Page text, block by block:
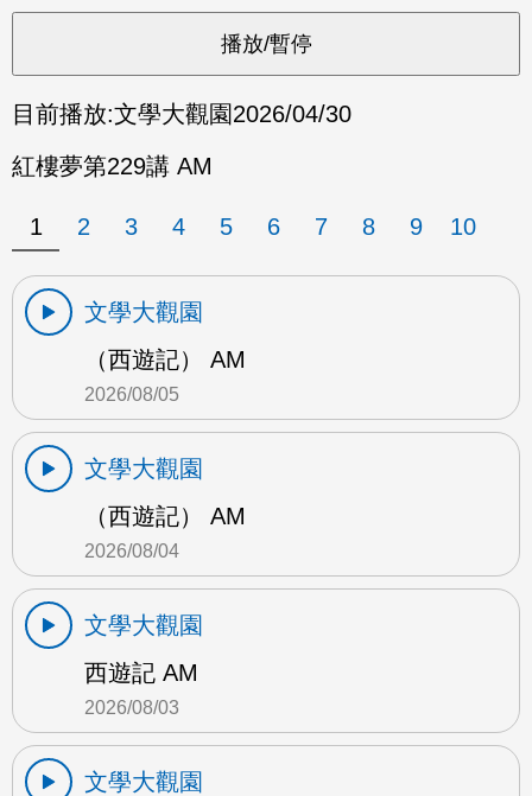
目前播放:文學大觀園2026/04/30
紅樓夢第229講 AM
1 2 3 4 5 6 7 8 9 10
文學大觀園
（西遊記） AM
2026/08/05
文學大觀園
（西遊記） AM
2026/08/04
文學大觀園
西遊記 AM
2026/08/03
文學大觀園